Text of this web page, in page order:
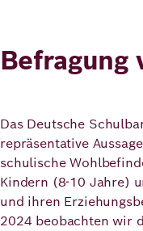
Stiftung
Themen
Förderung
Befragung
Das Deutsche
repräsentative
schulische
Kindern (8-10 Jahre)
und ihren
2024 beobachten wir